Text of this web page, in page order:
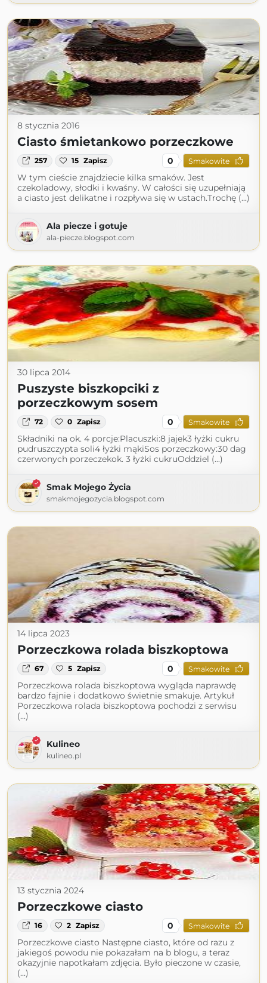
8 stycznia 2016
Ciasto śmietankowo porzeczkowe
257 15 Zapisz 0 Smakowite
W tym cieście znajdziecie kilka smaków. Jest
czekoladowy, słodki i kwaśny. W całości się uzupełniają
a ciasto jest delikatne i rozpływa się w ustach.Trochę (...)
Ala piecze i gotuje
ala-piecze.blogspot.com
30 lipca 2014
Puszyste biszkopciki z
porzeczkowym sosem
72 0 Zapisz 0 Smakowite
Składniki na ok. 4 porcje:Placuszki:8 jajek3 łyżki cukru
pudruszczypta soli4 łyżki mąkiSos porzeczkowy:30 dag
czerwonych porzeczekok. 3 łyżki cukruOddziel (...)
Smak Mojego Życia
smakmojegozycia.blogspot.com
14 lipca 2023
Porzeczkowa rolada biszkoptowa
67 5 Zapisz 0 Smakowite
Porzeczkowa rolada biszkoptowa wygląda naprawdę
bardzo fajnie i dodatkowo świetnie smakuje. Artykuł
Porzeczkowa rolada biszkoptowa pochodzi z serwisu
(...)
Kulineo
kulineo.pl
13 stycznia 2024
Porzeczkowe ciasto
16 2 Zapisz 0 Smakowite
Porzeczkowe ciasto Następne ciasto, które od razu z
jakiegoś powodu nie pokazałam na b blogu, a teraz
okazyjnie napotkałam zdjęcia. Było pieczone w czasie,
(...)